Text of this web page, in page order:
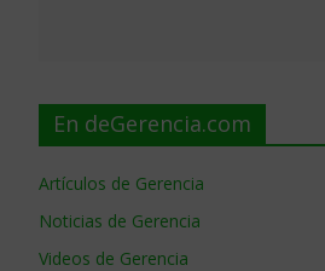
En deGerencia.com
Artículos de Gerencia
Noticias de Gerencia
Videos de Gerencia